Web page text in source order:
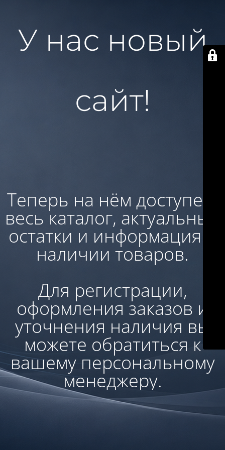
У нас новый
сайт!
Теперь на нём доступен:
весь каталог, актуальные
остатки и информация о
наличии товаров.
Для регистрации,
оформления заказов и
уточнения наличия вы
можете обратиться к
вашему персональному
менеджеру.